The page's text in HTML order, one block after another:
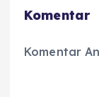
Komentar
Komentar